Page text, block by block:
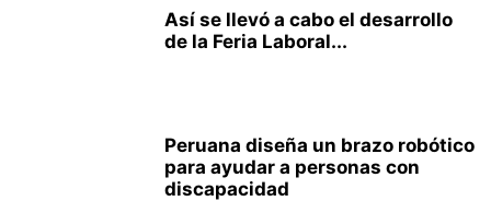
Así se llevó a cabo el desarrollo
de la Feria Laboral...
Peruana diseña un brazo robótico
para ayudar a personas con
discapacidad